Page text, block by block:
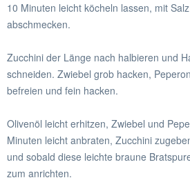
10 Minuten leicht köcheln lassen, mit
abschmecken.
Zucchini der Länge nach halbieren und
schneiden. Zwiebel grob hacken,
befreien und fein hacken.
Olivenöl leicht erhitzen, Zwiebel und
Minuten leicht anbraten, Zucchini
und sobald diese leichte braune
zum anrichten.